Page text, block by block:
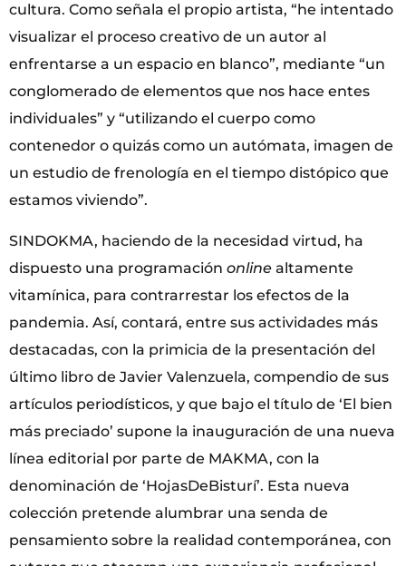
cultura. Como señala el propio artista, “he intentado
visualizar el proceso creativo de un autor al
enfrentarse a un espacio en blanco”, mediante “un
conglomerado de elementos que nos hace entes
individuales” y “utilizando el cuerpo como
contenedor o quizás como un autómata, imagen de
un estudio de frenología en el tiempo distópico que
estamos viviendo”.
SINDOKMA, haciendo de la necesidad virtud, ha
dispuesto una programación online altamente
vitamínica, para contrarrestar los efectos de la
pandemia. Así, contará, entre sus actividades más
destacadas, con la primicia de la presentación del
último libro de Javier Valenzuela, compendio de sus
artículos periodísticos, y que bajo el título de ‘El bien
más preciado’ supone la inauguración de una nueva
línea editorial por parte de MAKMA, con la
denominación de ‘HojasDeBisturí’. Esta nueva
colección pretende alumbrar una senda de
pensamiento sobre la realidad contemporánea, con